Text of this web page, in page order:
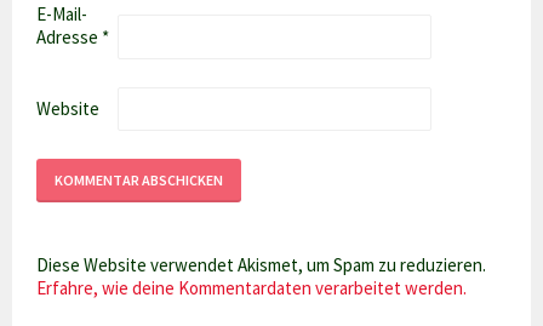
E-Mail-
Adresse *
Website
Diese Website verwendet Akismet, um Spam zu reduzieren.
Erfahre, wie deine Kommentardaten verarbeitet werden.